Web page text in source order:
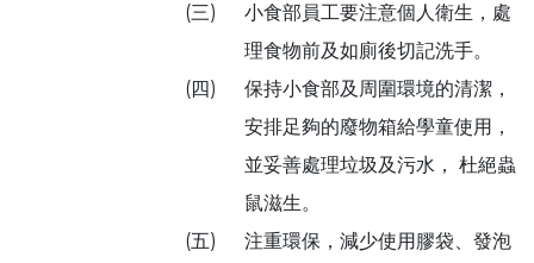
(三)
小食部員工要注意個人衛生，處
理食物前及如廁後切記洗手。
(四)
保持小食部及周圍環境的清潔，
安排足夠的廢物箱給學童使用，
並妥善處理垃圾及污水， 杜絕蟲
鼠滋生。
(五)
注重環保，減少使用膠袋、發泡